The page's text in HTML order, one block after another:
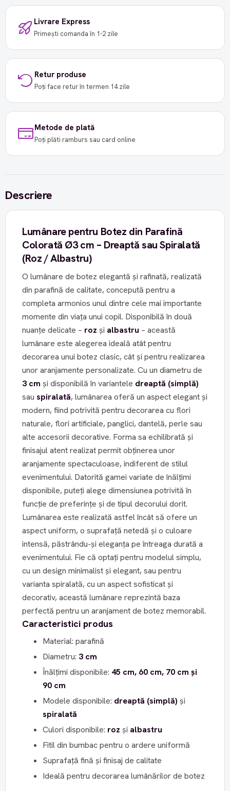
Livrare Express
Primești comanda în 1-2 zile
Retur produse
Poți face retur în termen 14 zile
Metode de plată
Poți plăti ramburs sau card online
Descriere
Lumânare pentru Botez din Parafină
Colorată Ø3 cm – Dreaptă sau Spiralată
(Roz / Albastru)
O lumânare de botez elegantă și rafinată, realizată
din parafină de calitate, concepută pentru a
completa armonios unul dintre cele mai importante
momente din viața unui copil. Disponibilă în două
nuanțe delicate – roz și albastru – această
lumânare este alegerea ideală atât pentru
decorarea unui botez clasic, cât și pentru realizarea
unor aranjamente personalizate. Cu un diametru de
3 cm și disponibilă în variantele dreaptă (simplă)
sau spiralată, lumânarea oferă un aspect elegant și
modern, fiind potrivită pentru decorarea cu flori
naturale, flori artificiale, panglici, dantelă, perle sau
alte accesorii decorative. Forma sa echilibrată și
finisajul atent realizat permit obținerea unor
aranjamente spectaculoase, indiferent de stilul
evenimentului. Datorită gamei variate de înălțimi
disponibile, puteți alege dimensiunea potrivită în
funcție de preferințe și de tipul decorului dorit.
Lumânarea este realizată astfel încât să ofere un
aspect uniform, o suprafață netedă și o culoare
intensă, păstrându-și eleganța pe întreaga durată a
evenimentului. Fie că optați pentru modelul simplu,
cu un design minimalist și elegant, sau pentru
varianta spiralată, cu un aspect sofisticat și
decorativ, această lumânare reprezintă baza
perfectă pentru un aranjament de botez memorabil.
Caracteristici produs
Material: parafină
Diametru: 3 cm
Înălțimi disponibile: 45 cm, 60 cm, 70 cm și
90 cm
Modele disponibile: dreaptă (simplă) și
spiralată
Culori disponibile: roz și albastru
Fitil din bumbac pentru o ardere uniformă
Suprafață fină și finisaj de calitate
Ideală pentru decorarea lumânărilor de botez